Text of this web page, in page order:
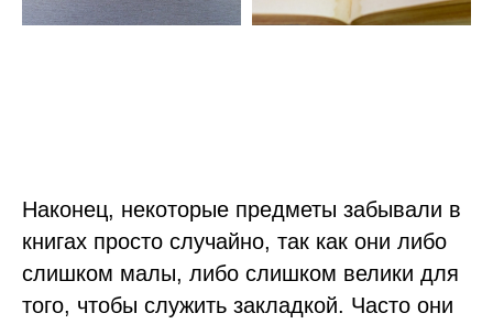
Наконец, некоторые предметы забывали в
книгах просто случайно, так как они либо
слишком малы, либо слишком велики для
того, чтобы служить закладкой. Часто они